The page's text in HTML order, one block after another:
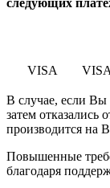
cледующих
VISA
В случае, если Вы
затем отказались
производится на
Повышенные
благодаря